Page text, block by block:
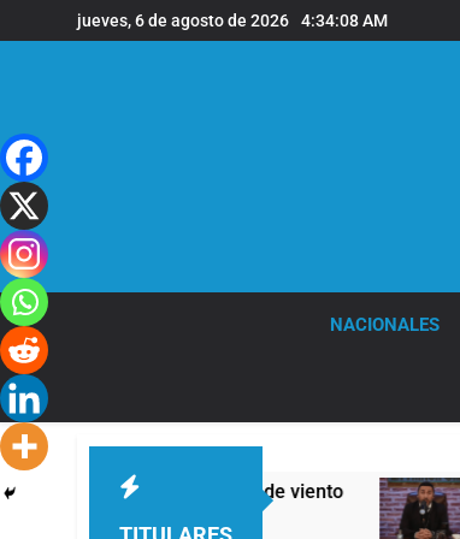
al
jueves, 6 de agosto de 2026 4:34:09 AM
NACIONALES
fuertes ráfagas de viento
4 Horas